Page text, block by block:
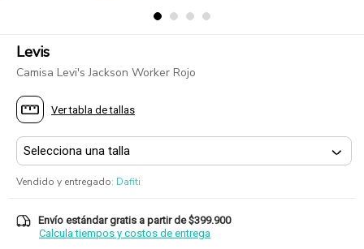
Levis
Camisa Levi's Jackson Worker Rojo
Ver tabla de tallas
Vendido y entregado: Dafiti
Envío estándar gratis a partir de $399.900
Calcula tiempos y costos de entrega